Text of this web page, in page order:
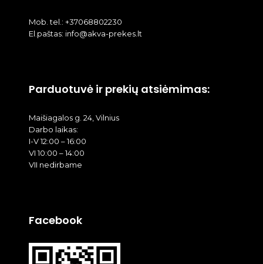
Mob. tel.: +37068802230
El.paštas: info@akva-prekes.lt
Parduotuvė ir prekių atsiėmimas:
Maišiagalos g. 24, Vilnius
Darbo laikas:
I-V 12:00 – 16:00
VI 10:00 – 14:00
VII nedirbame
Facebook